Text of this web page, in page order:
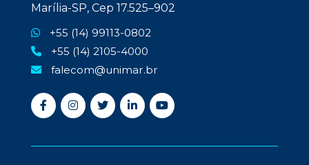
Marília-SP, Cep 17.525–902
+55 (14) 99113-0802
+55 (14) 2105-4000
falecom@unimar.br